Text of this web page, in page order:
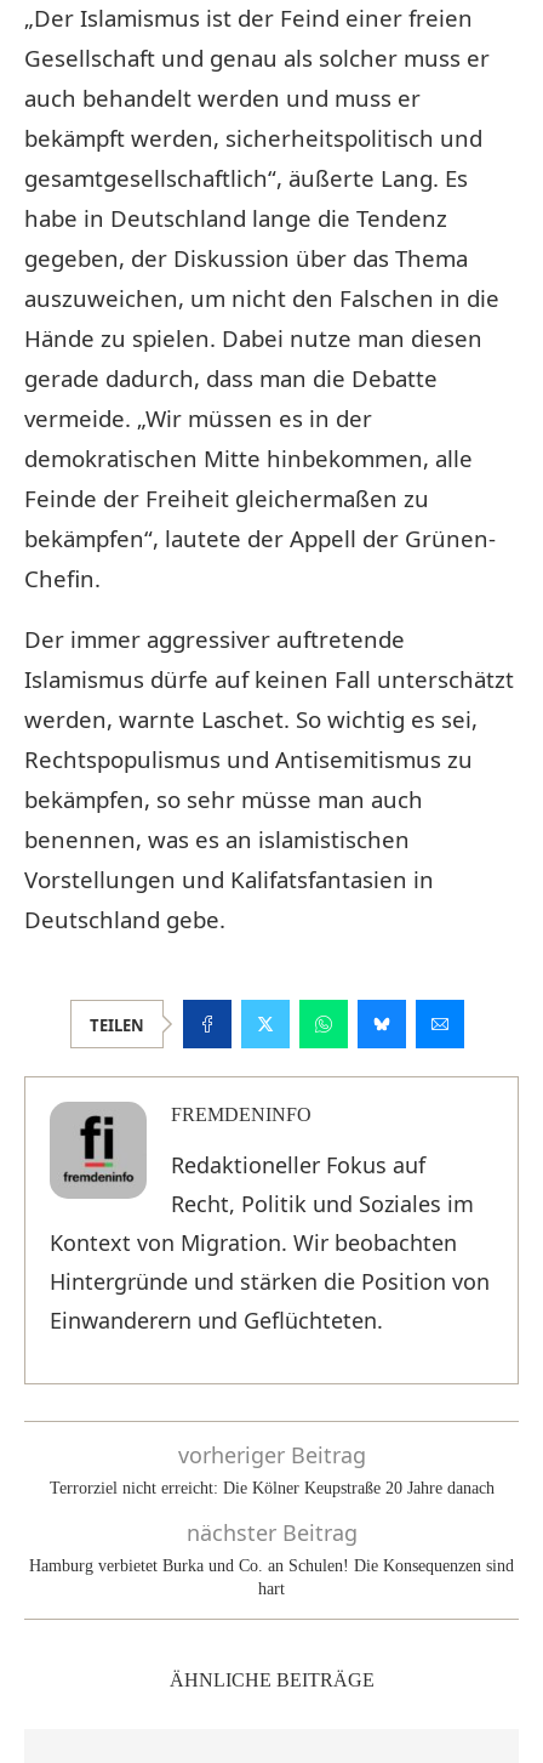
„Der Islamismus ist der Feind einer freien
Gesellschaft und genau als solcher muss er
auch behandelt werden und muss er
bekämpft werden, sicherheitspolitisch und
gesamtgesellschaftlich“, äußerte Lang. Es
habe in Deutschland lange die Tendenz
gegeben, der Diskussion über das Thema
auszuweichen, um nicht den Falschen in die
Hände zu spielen. Dabei nutze man diesen
gerade dadurch, dass man die Debatte
vermeide. „Wir müssen es in der
demokratischen Mitte hinbekommen, alle
Feinde der Freiheit gleichermaßen zu
bekämpfen“, lautete der Appell der Grünen-
Chefin.
Der immer aggressiver auftretende
Islamismus dürfe auf keinen Fall unterschätzt
werden, warnte Laschet. So wichtig es sei,
Rechtspopulismus und Antisemitismus zu
bekämpfen, so sehr müsse man auch
benennen, was es an islamistischen
Vorstellungen und Kalifatsfantasien in
Deutschland gebe.
TEILEN
FREMDENINFO
Redaktioneller Fokus auf
Recht, Politik und Soziales im
Kontext von Migration. Wir beobachten
Hintergründe und stärken die Position von
Einwanderern und Geflüchteten.
vorheriger Beitrag
Terrorziel nicht erreicht: Die Kölner Keupstraße 20 Jahre danach
nächster Beitrag
Hamburg verbietet Burka und Co. an Schulen! Die Konsequenzen sind
hart
ÄHNLICHE BEITRÄGE